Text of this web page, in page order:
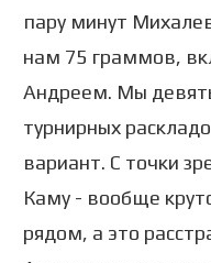
пару минут
нам 75 граммов,
Андреем. Мы
турнирных
вариант. С точки
Каму - вообще
рядом, а это